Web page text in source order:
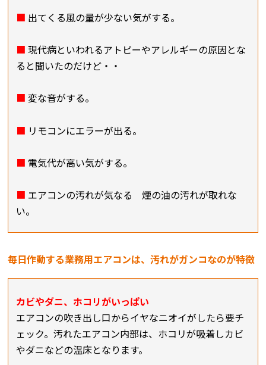
■ 出てくる風の量が少ない気がする。
■ 現代病といわれるアトピーやアレルギーの原因とな
ると聞いたのだけど・・
■ 変な音がする。
■ リモコンにエラーが出る。
■ 電気代が高い気がする。
■ エアコンの汚れが気なる 煙の油の汚れが取れな
い。
毎日作動する業務用エアコンは、汚れがガンコなのが特徴
カビやダニ、ホコリがいっぱい
エアコンの吹き出し口からイヤなニオイがしたら要チ
ェック。汚れたエアコン内部は、ホコリが吸着しカビ
やダニなどの温床となります。